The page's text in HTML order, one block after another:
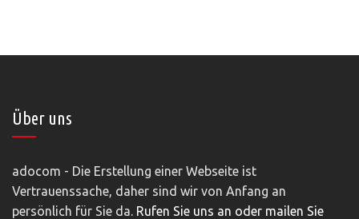
Über uns
adocom - Die Erstellung einer Webseite ist
Vertrauenssache, daher sind wir von Anfang an
persönlich für Sie da. Rufen Sie uns an oder mailen Sie